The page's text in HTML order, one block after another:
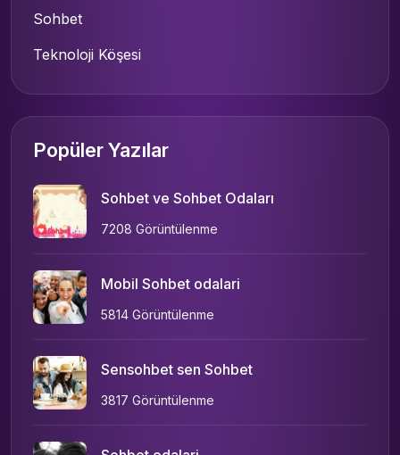
Sohbet
Teknoloji Köşesi
Popüler Yazılar
Sohbet ve Sohbet Odaları
7208 Görüntülenme
Mobil Sohbet odalari
5814 Görüntülenme
Sensohbet sen Sohbet
3817 Görüntülenme